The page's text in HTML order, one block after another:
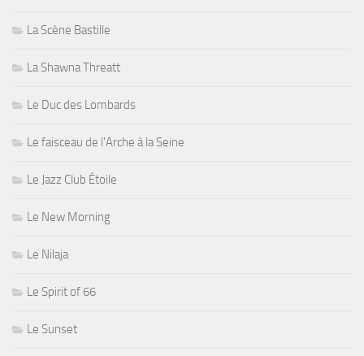
La Scène Bastille
La Shawna Threatt
Le Duc des Lombards
Le faisceau de l'Arche à la Seine
Le Jazz Club Étoile
Le New Morning
Le Nilaja
Le Spirit of 66
Le Sunset